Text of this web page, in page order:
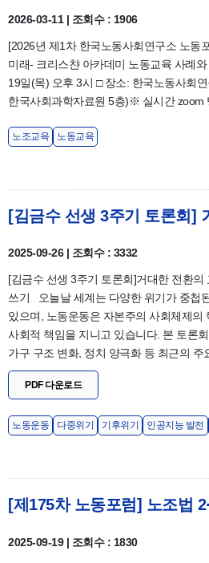
2026-03-11 | 조회수 : 1906
[2026년 제1차 한국노동사회연구소 노동
미래- 크리스챤 아카데미 노동교육 사례
19일(목) 오후 3시 □ 장소: 한국노동사회
한국사회과학자료원 5층)※ 실시간 zoom
노조교육 노동교육
2025-09-26 | 조회수 : 3332
[김금수 선생 3주기 토론회]거대한 전환의
쓰기 오늘날 세계는 다양한 위기가 중첩
있으며, 노동운동은 자본주의 사회체제의
사회적 책임을 지니고 있습니다. 본 토론
가구 구조 변화, 정치 양극화 등 최근의
PDF 다운로드
노동운동 다중위기 기후위기 인공지능 발전
2025-09-19 | 조회수 : 1830